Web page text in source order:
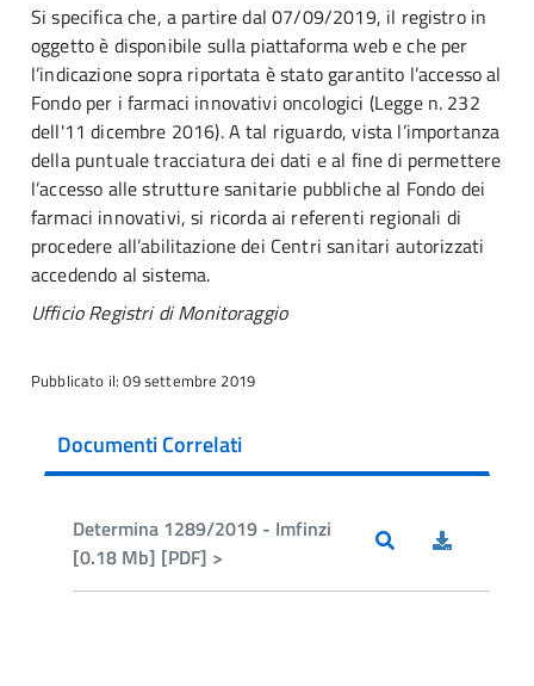
Si specifica che, a partire dal 07/09/2019, il registro in
oggetto è disponibile sulla piattaforma web e che per
l’indicazione sopra riportata è stato garantito l’accesso al
Fondo per i farmaci innovativi oncologici (Legge n. 232
dell'11 dicembre 2016). A tal riguardo, vista l’importanza
della puntuale tracciatura dei dati e al fine di permettere
l’accesso alle strutture sanitarie pubbliche al Fondo dei
farmaci innovativi, si ricorda ai referenti regionali di
procedere all’abilitazione dei Centri sanitari autorizzati
accedendo al sistema.
Ufficio Registri di Monitoraggio
Pubblicato il: 09 settembre 2019
Documenti Correlati
Determina 1289/2019 - Imfinzi
[0.18 Mb] [PDF] >